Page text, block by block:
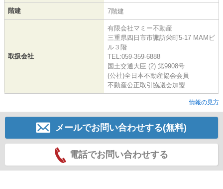
階建 7階建
取扱会社
有限会社マミー不動産
三重県四日市市諏訪栄町5-17 MAMビ
ル３階
TEL:059-359-6888
国土交通大臣 (2) 第9908号
(公社)全日本不動産協会会員
不動産公正取引協議会加盟
情報の見方
メールでお問い合わせする(無料)
電話でお問い合わせする